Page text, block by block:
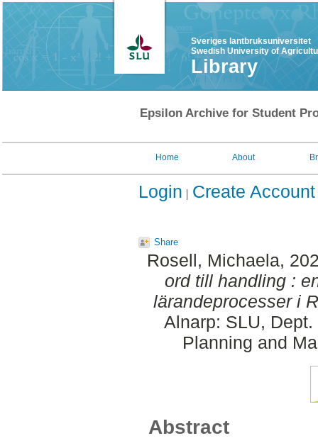
Sveriges lantbruksuniversitet
Swedish University of
Library
Epsilon Archive for Student
Home About
Login Create Account
Share
Rosell, Michaela,
ord till handling :
lärandeprocesser i
Alnarp: SLU,
Planning and
Abstract